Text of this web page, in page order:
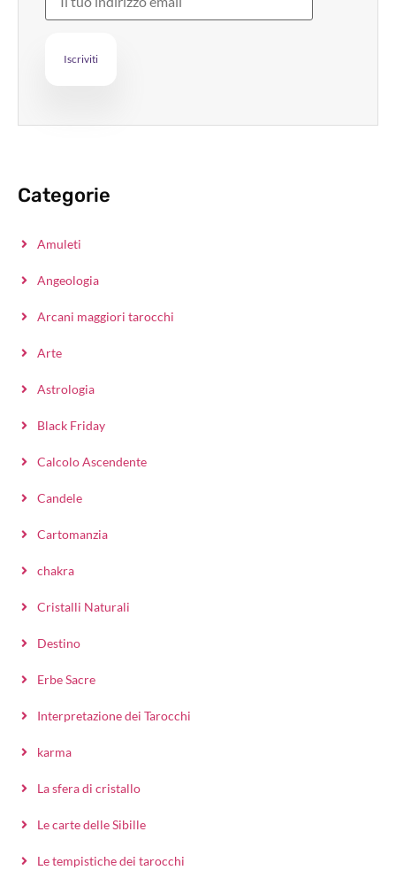
Categorie
Amuleti
Angeologia
Arcani maggiori tarocchi
Arte
Astrologia
Black Friday
Calcolo Ascendente
Candele
Cartomanzia
chakra
Cristalli Naturali
Destino
Erbe Sacre
Interpretazione dei Tarocchi
karma
La sfera di cristallo
Le carte delle Sibille
Le tempistiche dei tarocchi